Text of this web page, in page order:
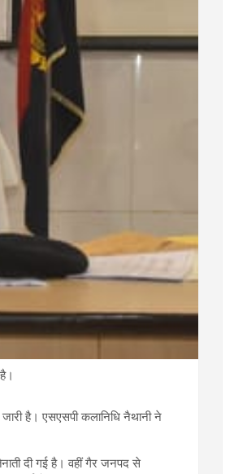
है। एसएसपी कलानिधि नैथानी ने
दी गई है। वहीं गैर जनपद से